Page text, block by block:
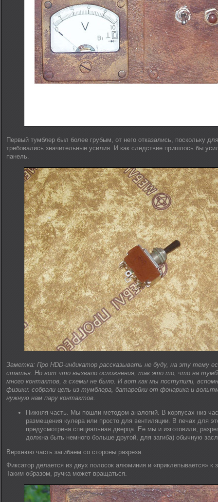
Первый тумблер был более грубым, от него отказались, поскольку
требовались значительные усилия. И как следствие пришлось бы
панель.
Заметка: Про HDD-индикатор рассказывать не буду, на эту тему
статья. Но вот что вызвало осложнения, так это то, что на
много контактов, а схемы не было. И вот как мы поступили,
физики: собрали цепь из тумблера, батарейки от фонарика и
нужную нам пару контактов.
Нижняя часть. Мы пошли методом аналогий. В корпусах низ
размещения кулера или просто для вентиляции. В печах для
предусмотрена специальная дверца. Ее мы и изготовили,
должна быть немного больше другой, для загиба) обычную
Верхнюю часть загибаем со стороны разреза.
Фиксатор делается из двух полосок алюминия и «приклепывается» к
Таким образом, ручка может вращаться.